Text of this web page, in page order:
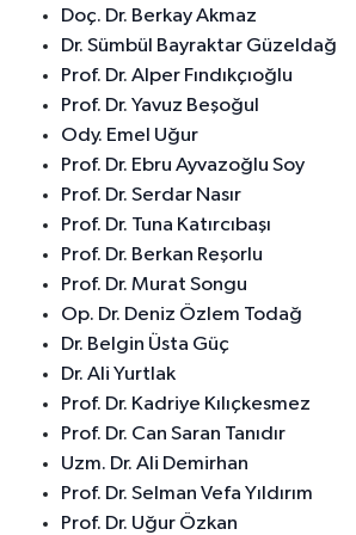
Doç. Dr. Berkay Akmaz
Dr. Sümbül Bayraktar Güzeldağ
Prof. Dr. Alper Fındıkçıoğlu
Prof. Dr. Yavuz Beşoğul
Ody. Emel Uğur
Prof. Dr. Ebru Ayvazoğlu Soy
Prof. Dr. Serdar Nasır
Prof. Dr. Tuna Katırcıbaşı
Prof. Dr. Berkan Reşorlu
Prof. Dr. Murat Songu
Op. Dr. Deniz Özlem Todağ
Dr. Belgin Üsta Güç
Dr. Ali Yurtlak
Prof. Dr. Kadriye Kılıçkesmez
Prof. Dr. Can Saran Tanıdır
Uzm. Dr. Ali Demirhan
Prof. Dr. Selman Vefa Yıldırım
Prof. Dr. Uğur Özkan